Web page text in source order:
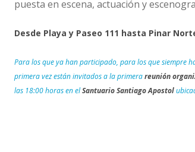
puesta en escena, actuación y
Desde Playa y Paseo 111 hasta Pinar
Para los que ya han participado, para los que siempre
primera vez están invitados a la primerareunión
las 18:00 horas en elSantuario Santiago Apostol